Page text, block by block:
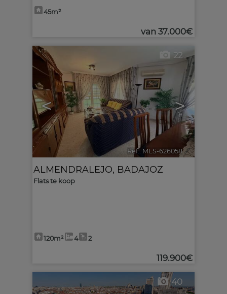
45m²
van 37.000€
< >
22
Ref.. MLS-626058 🔗
ALMENDRALEJO, BADAJOZ
Flats te koop
120m² 4 2
119.900€
40